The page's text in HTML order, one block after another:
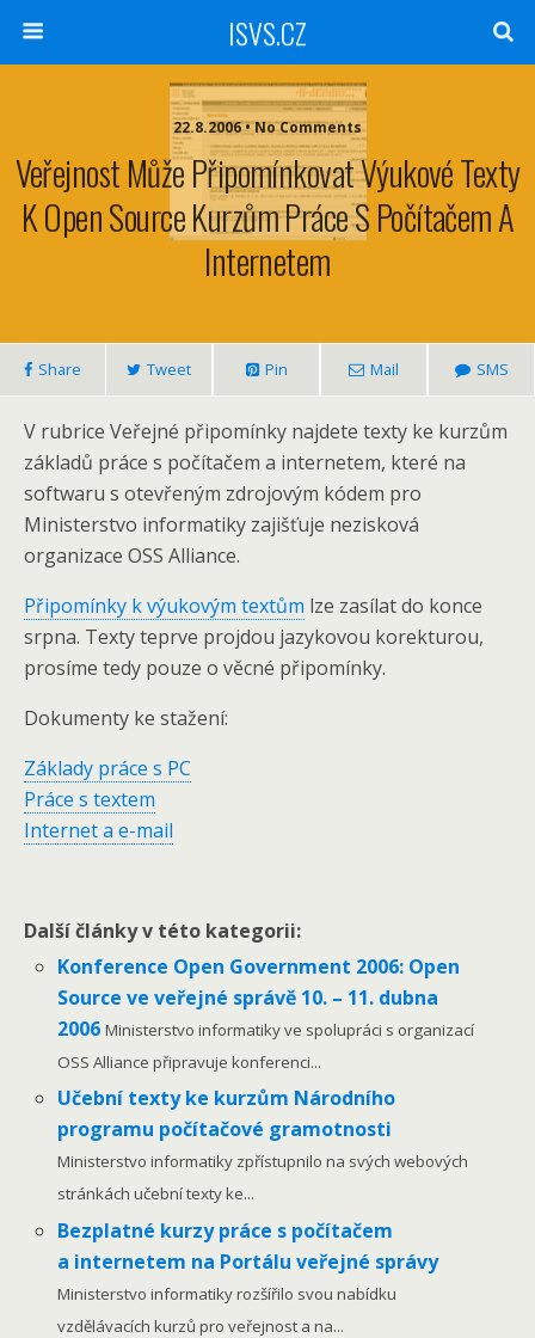
ISVS.CZ
22.8.2006 • No Comments
Veřejnost Může Připomínkovat Výukové Texty
K Open Source Kurzům Práce S Počítačem A
Internetem
Share Tweet Pin Mail SMS
V rubrice Veřejné připomínky najdete texty ke kurzům
základů práce s počítačem a internetem, které na
softwaru s otevřeným zdrojovým kódem pro
Ministerstvo informatiky zajišťuje nezisková
organizace OSS Alliance.
Připomínky k výukovým textům lze zasílat do konce
srpna. Texty teprve projdou jazykovou korekturou,
prosíme tedy pouze o věcné připomínky.
Dokumenty ke stažení:
Základy práce s PC
Práce s textem
Internet a e-mail
Další články v této kategorii:
Konference Open Government 2006: Open
Source ve veřejné správě 10. – 11. dubna
2006Ministerstvo informatiky ve spolupráci s organizací
OSS Alliance připravuje konferenci...
Učební texty ke kurzům Národního
programu počítačové gramotnosti
Ministerstvo informatiky zpřístupnilo na svých webových
stránkách učební texty ke...
Bezplatné kurzy práce s počítačem
a internetem na Portálu veřejné správy
Ministerstvo informatiky rozšířilo svou nabídku
vzdělávacích kurzů pro veřejnost a na...